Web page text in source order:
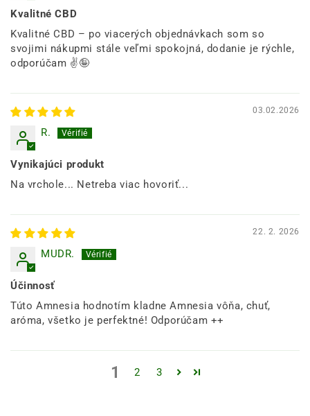
Kvalitné CBD
Kvalitné CBD – po viacerých objednávkach som so
svojimi nákupmi stále veľmi spokojná, dodanie je rýchle,
odporúčam ✌️🤪
03.02.2026
R.
Vynikajúci produkt
Na vrchole... Netreba viac hovoriť...
22. 2. 2026
MUDR.
Účinnosť
Túto Amnesia hodnotím kladne Amnesia vôňa, chuť,
aróma, všetko je perfektné! Odporúčam ++
1 2 3